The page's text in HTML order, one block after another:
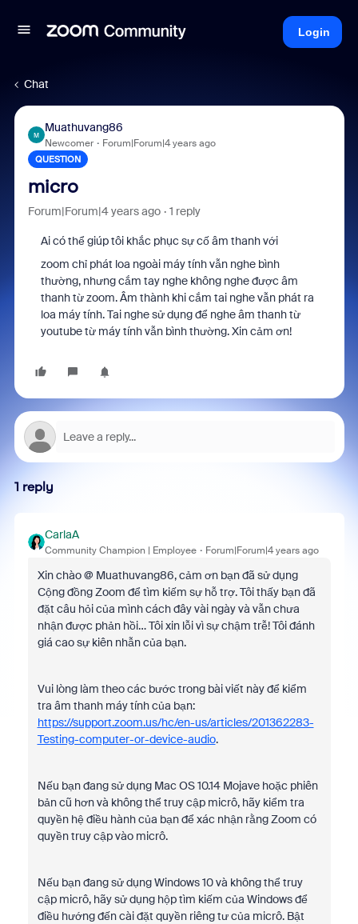
Login
Chat
M
Muathuvang86
Newcomer Forum|Forum|4 years ago
QUESTION
micro
Forum|Forum|4 years ago 1 reply
Ai có thể giúp tôi khắc phục sự cố âm thanh với
zoom chỉ phát loa ngoài máy tính vẫn nghe bình
thường, nhưng cắm tay nghe không nghe được âm
thanh từ zoom. Âm thành khi cắm tai nghe vẫn phát ra
loa máy tính. Tai nghe sử dụng để nghe âm thanh từ
youtube từ máy tính vẫn bình thường. Xin cảm ơn!
1 reply
CarlaA
Community Champion | Employee Forum|Forum|4 years ago
Xin chào @ Muathuvang86, cảm ơn bạn đã sử dụng
Cộng đồng Zoom để tìm kiếm sự hỗ trợ. Tôi thấy bạn đã
đặt câu hỏi của mình cách đây vài ngày và vẫn chưa
nhận được phản hồi… Tôi xin lỗi vì sự chậm trễ! Tôi đánh
giá cao sự kiên nhẫn của bạn.
Vui lòng làm theo các bước trong bài viết này để kiểm
tra âm thanh máy tính của bạn:
https://support.zoom.us/hc/en-us/articles/201362283-
Testing-computer-or-device-audio.
Nếu bạn đang sử dụng Mac OS 10.14 Mojave hoặc phiên
bản cũ hơn và không thể truy cập micrô, hãy kiểm tra
quyền hệ điều hành của bạn để xác nhận rằng Zoom có ​​
quyền truy cập vào micrô.
Nếu bạn đang sử dụng Windows 10 và không thể truy
cập micrô, hãy sử dụng hộp tìm kiếm của Windows để
điều hướng đến cài đặt quyền riêng tư của micrô. Bật